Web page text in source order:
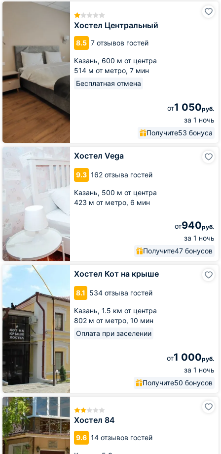
Хостел Центральный
8.5 7 отзывов гостей
Казань, 600 м от центра
514 м от метро, 7 мин
Бесплатная отмена
от1 050руб.
за 1 ночь
Получите53 бонуса
Хостел
Хостел Vega
9.3 162 отзыва гостей
Казань, 500 м от центра
423 м от метро, 6 мин
от940руб.
за 1 ночь
Получите47 бонусов
Хостел
Vega
Хостел Кот на крыше
8.1 534 отзыва гостей
Казань, 1.5 км от центра
802 м от метро, 10 мин
Оплата при заселении
от1 000руб.
за 1 ночь
Получите50 бонусов
Хостел
Кот
на
Хостел 84
9.6 14 отзывов гостей
Хостел
84